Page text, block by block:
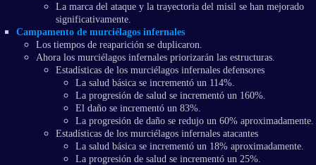
La marca del ataque y la trayectoria del misil se han mejorado
significativamente.
Campamento de murciélagos infernales
Los tiempos de reaparición se duplicaron.
Ahora los murciélagos infernales priorizarán las estructuras.
Estadísticas de los murciélagos infernales defensores
La salud básica se incrementó un 114%.
La progresión de salud se incrementó un 160%.
El daño se incrementó un 83%.
La progresión de daño se redujo un 60% aproximadamente.
Estadísticas de los murciélagos infernales atacantes
La salud básica se incrementó un 18% aproximadamente.
La progresión de salud se incrementó un 25%.